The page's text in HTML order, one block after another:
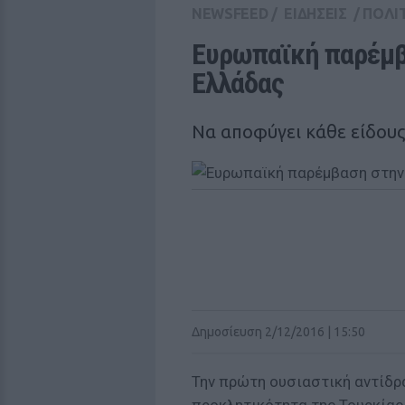
Ευρωπαϊκή
Ελλάδας
Να αποφύγει κάθε
Δημοσίευση 2/12/2016 | 15:50
Την πρώτη ουσιαστική